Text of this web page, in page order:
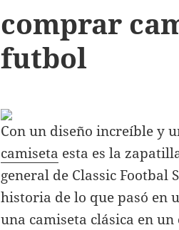
comprar
futbol
Con un diseño increíble y
camiseta esta es la
general de Classic Footbal
historia de lo que pasó en
una camiseta clásica en